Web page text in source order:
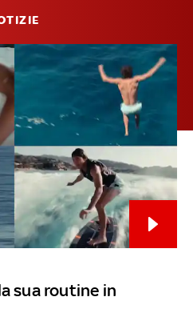
sua routine in